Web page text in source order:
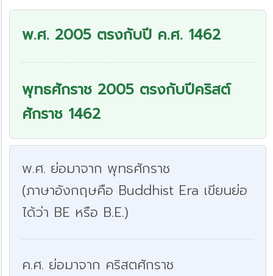
พ.ศ. 2005 ตรงกับปี ค.ศ. 1462
พุทธศักราช 2005 ตรงกับปีคริสต์
ศักราช 1462
พ.ศ. ย่อมาจาก พุทธศักราช
(ภาษาอังกฤษคือ Buddhist Era เขียนย่อ
ได้ว่า BE หรือ B.E.)
ค.ศ. ย่อมาจาก คริสตศักราช